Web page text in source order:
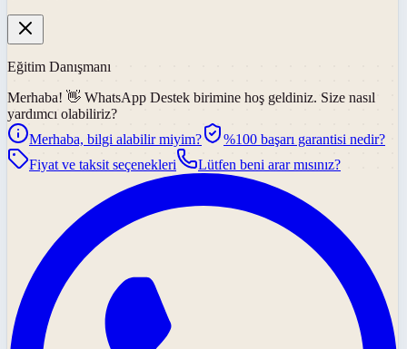
Eğitim Danışmanı
Merhaba! 👋 WhatsApp Destek birimine hoş geldiniz. Size nasıl
yardımcı olabiliriz?
Merhaba, bilgi alabilir miyim?
%100 başarı garantisi nedir?
Fiyat ve taksit seçenekleri
Lütfen beni arar mısınız?